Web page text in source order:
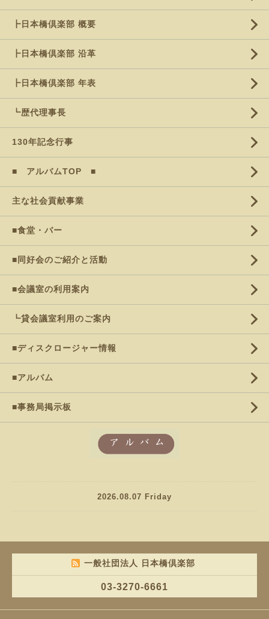
┣日本橋倶楽部 概要
┣日本橋倶楽部 沿革
┣日本橋倶楽部 年表
┗歴代理事長
130年記念行事
■ アルバムTOP ■
主な社会貢献事業
■食堂・バー
■同好会のご紹介と活動
■会議室の利用案内
┗貸会議室利用のご案内
■ディスクロージャー情報
■アルバム
■事務局掲示板
2026.08.07 Friday
一般社団法人 日本橋倶楽部
03-3270-6661